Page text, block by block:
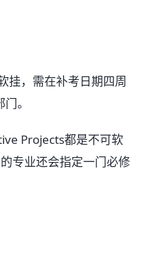
挂，需在补考日期四周
。
Projects都是不可软
专业还会指定一门必修